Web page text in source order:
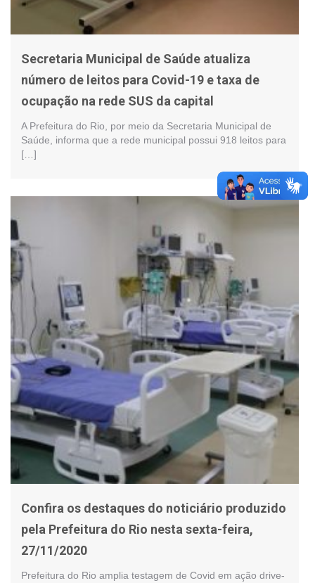
Secretaria Municipal de Saúde atualiza
número de leitos para Covid-19 e taxa de
ocupação na rede SUS da capital
A Prefeitura do Rio, por meio da Secretaria Municipal de
Saúde, informa que a rede municipal possui 918 leitos para
[…]
Confira os destaques do noticiário produzido
pela Prefeitura do Rio nesta sexta-feira,
27/11/2020
Prefeitura do Rio amplia testagem de Covid em ação drive-